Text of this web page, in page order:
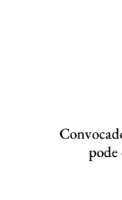
pode